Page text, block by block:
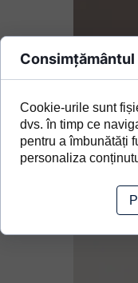
Cookie-urile sunt
dvs. în timp ce
pentru a îmbunătăți
personaliza